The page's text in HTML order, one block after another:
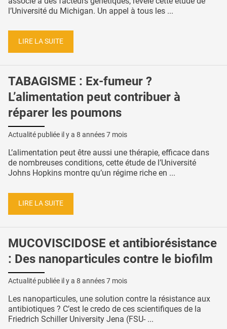
l’Université du Michigan. Un appel à tous les ...
LIRE LA SUITE
TABAGISME : Ex-fumeur ?
L’alimentation peut contribuer à
réparer les poumons
Actualité publiée il y a 8 années 7 mois
L’alimentation peut être aussi une thérapie, efficace dans
de nombreuses conditions, cette étude de l’Université
Johns Hopkins montre qu’un régime riche en ...
LIRE LA SUITE
MUCOVISCIDOSE et antibiorésistance
: Des nanoparticules contre le biofilm
Actualité publiée il y a 8 années 7 mois
Les nanoparticules, une solution contre la résistance aux
antibiotiques ? C’est le credo de ces scientifiques de la
Friedrich Schiller University Jena (FSU- ...